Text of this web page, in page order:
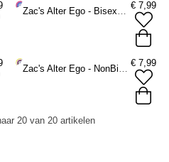
Zac's Alter Ego - Bisexual Waaier - Multicolours
€ 7,99
Zac's Alter Ego - NonBinary Waaier - Multicolours
€ 7,99
20 van 20 artikelen